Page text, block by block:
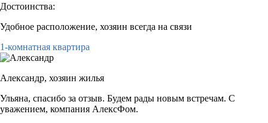
Достоинства:
Удобное расположение, хозяин всегда на связи
1-комнатная квартира
Александр, хозяин жилья
Ульяна, спасибо за отзыв. Будем рады новым встречам. С
уважением, компания АлексФом.